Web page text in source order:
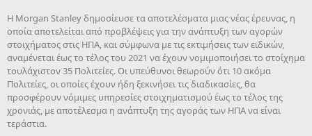
Η Morgan Stanley δημοσίευσε τα αποτελέσματα μιας νέας έρευνας, η
οποία αποτελείται από προβλέψεις για την ανάπτυξη των αγορών
στοιχήματος στις ΗΠΑ, και σύμφωνα με τις εκτιμήσεις των ειδικών,
αναμένεται έως το τέλος του 2021 να έχουν νομιμοποιήσει το στοίχημα
τουλάχιστον 35 Πολιτείες. Οι υπεύθυνοι θεωρούν ότι 10 ακόμα
Πολιτείες, οι οποίες έχουν ήδη ξεκινήσει τις διαδικασίες, θα
προσφέρουν νόμιμες υπηρεσίες στοιχηματισμού έως το τέλος της
χρονιάς, με αποτέλεσμα η ανάπτυξη της αγοράς των ΗΠΑ να είναι
τεράστια.